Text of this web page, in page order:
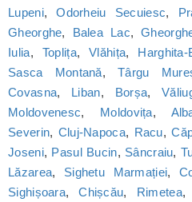
Lupeni,Odorheiu Secuiesc,
Gheorghe, Balea Lac,
Iulia, Toplița,Vlăhița, Harghita-
Sasca Montană,Târgu
Covasna, Liban, Borșa,
Moldovenesc, Moldovița,
Severin, Cluj-Napoca, Racu,
Joseni, Pasul Bucin, Sâncraiu,
Lăzarea, Sighetu Marmației,
Sighișoara,Chișcău, Rimetea,